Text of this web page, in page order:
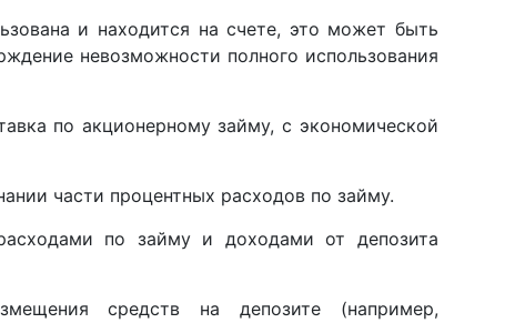
и находится на счете, это может быть
невозможности полного использования
по акционерному займу, с экономической
части процентных расходов по займу.
по займу и доходами от депозита
средств на депозите (например,